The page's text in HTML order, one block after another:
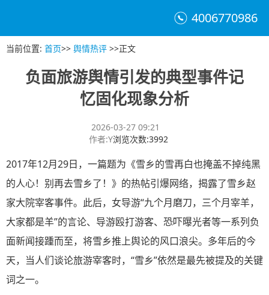
4006770986
当前位置: 首页>> 舆情热评 >>正文
负面旅游舆情引发的典型事件记
忆固化现象分析
2026-03-27 09:21
作者:Y浏览次数:3992
2017年12月29日，一篇题为《雪乡的雪再白也掩盖不掉纯黑
的人心！别再去雪乡了！》的热帖引爆网络，揭露了雪乡赵
家大院宰客事件。此后，女导游“九个月磨刀，三个月宰羊，
大家都是羊”的言论、导游殴打游客、恐吓曝光者等一系列负
面新闻接踵而至，将雪乡推上舆论的风口浪尖。多年后的今
天，当人们谈论旅游宰客时，“雪乡”依然是最先被提及的关键
词之一。